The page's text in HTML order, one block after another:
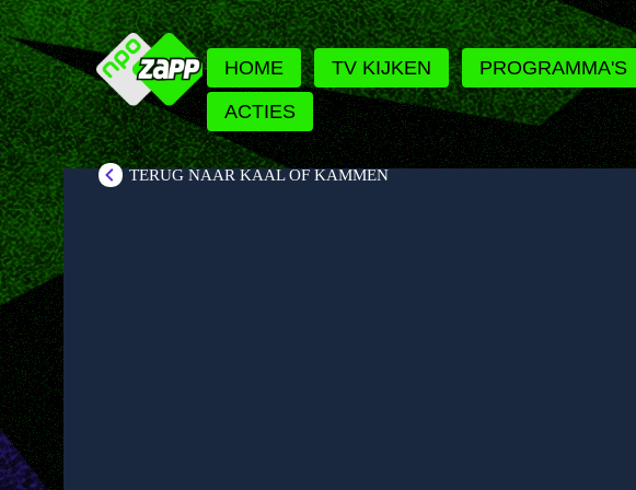
HOME TV KIJKEN PROGRAMMA'S
ACTIES
TERUG NAAR KAAL OF KAMMEN